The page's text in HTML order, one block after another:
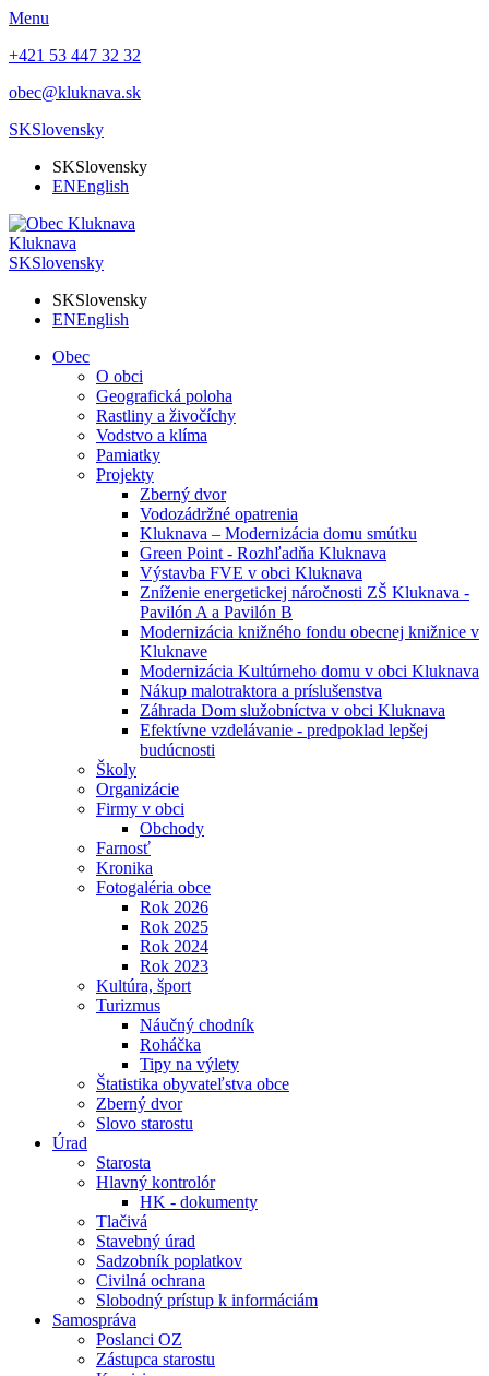
Menu
+421 53 447 32 32
obec@kluknava.sk
SKSlovensky
SKSlovensky
ENEnglish
Kluknava
SKSlovensky
SKSlovensky
ENEnglish
Obec
O obci
Geografická poloha
Rastliny a živočíchy
Vodstvo a klíma
Pamiatky
Projekty
Zberný dvor
Vodozádržné opatrenia
Kluknava – Modernizácia domu smútku
Green Point - Rozhľadňa Kluknava
Výstavba FVE v obci Kluknava
Zníženie energetickej náročnosti ZŠ Kluknava -
Pavilón A a Pavilón B
Modernizácia knižného fondu obecnej knižnice v
Kluknave
Modernizácia Kultúrneho domu v obci Kluknava
Nákup malotraktora a príslušenstva
Záhrada Dom služobníctva v obci Kluknava
Efektívne vzdelávanie - predpoklad lepšej
budúcnosti
Školy
Organizácie
Firmy v obci
Obchody
Farnosť
Kronika
Fotogaléria obce
Rok 2026
Rok 2025
Rok 2024
Rok 2023
Kultúra, šport
Turizmus
Náučný chodník
Roháčka
Tipy na výlety
Štatistika obyvateľstva obce
Zberný dvor
Slovo starostu
Úrad
Starosta
Hlavný kontrolór
HK - dokumenty
Tlačivá
Stavebný úrad
Sadzobník poplatkov
Civilná ochrana
Slobodný prístup k informáciám
Samospráva
Poslanci OZ
Zástupca starostu